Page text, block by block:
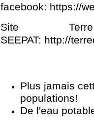
facebook: https://
Site
SEEPAT: http://
Plus jamais
populations!
De l'eau